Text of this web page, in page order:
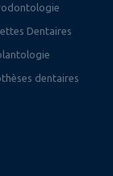
Dentaires
dentaires